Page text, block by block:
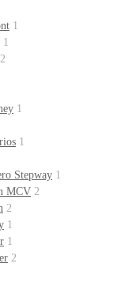
1
1
2
1
1
Stepway 1
MCV 2
2
1
1
2